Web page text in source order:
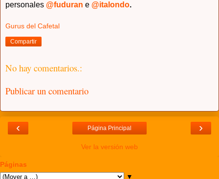
personales @fuduran e @italondo.
Gurus del Cafetal
Compartir
No hay comentarios.:
Publicar un comentario
‹ ›
Página Principal
Ver la versión web
Páginas
▼